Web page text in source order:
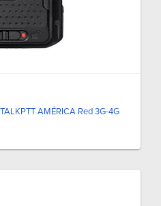
AMÉRICA Red 3G-4G